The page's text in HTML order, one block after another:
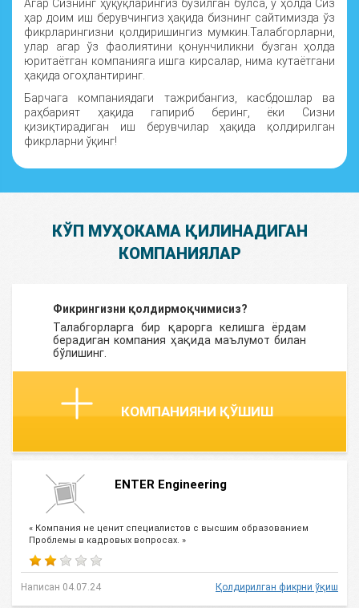
Агар Сизнинг ҳуқуқларингиз бузилган бўлса, у ҳолда Сиз
ҳар доим иш берувчингиз ҳақида бизнинг сайтимизда ўз
фикрларингизни қолдиришингиз мумкин.Талабгорларни,
улар агар ўз фаолиятини қонунчиликни бузган ҳолда
юритаётган компанияга ишга кирсалар, нима кутаётгани
ҳақида огоҳлантиринг.
Барчага компаниядаги тажрибангиз, касбдошлар ва
раҳбарият ҳақида гапириб беринг, ёки Сизни
қизиқтирадиган иш берувчилар ҳақида қолдирилган
фикрларни ўқинг!
КЎП МУҲОКАМА ҚИЛИНАДИГАН
КОМПАНИЯЛАР
Фикрингизни қолдирмоқчимисиз?
Талабгорларга бир қарорга келишга ёрдам
берадиган компания ҳақида маълумот билан
бўлишинг.
КОМПАНИЯНИ ҚЎШИШ
ENTER Engineering
« Компания не ценит специалистов с высшим образованием
Проблемы в кадровых вопросах. »
Написан 04.07.24 Қолдирилган фикрни ўқиш